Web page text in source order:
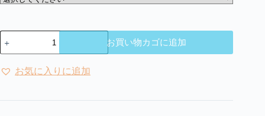
ド
ヒ
ク
-
お買い物カゴに追加
お気に入りに追加